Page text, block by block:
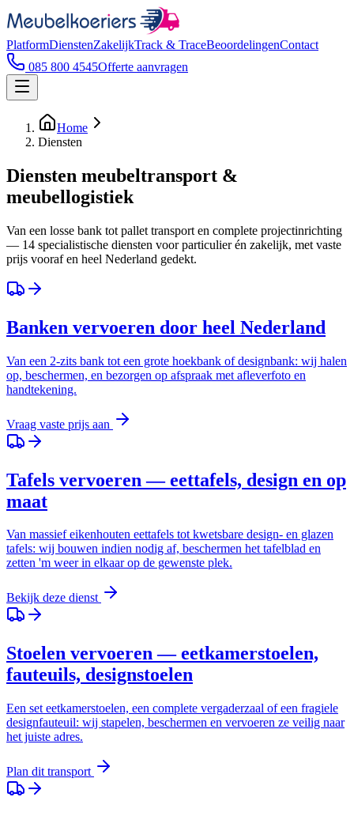
PlatformDienstenZakelijkTrack & TraceBeoordelingenContact
085 800 4545Offerte aanvragen
Home
Diensten
Diensten meubeltransport &
meubellogistiek
Van een losse bank tot pallet transport en complete projectinrichting
— 14 specialistische diensten voor particulier én zakelijk, met vaste
prijs vooraf en heel Nederland gedekt.
Banken vervoeren door heel Nederland
Van een 2-zits bank tot een grote hoekbank of designbank: wij halen
op, beschermen, en bezorgen op afspraak met afleverfoto en
handtekening.
Vraag vaste prijs aan
Tafels vervoeren — eettafels, design en op
maat
Van massief eikenhouten eettafels tot kwetsbare design- en glazen
tafels: wij bouwen indien nodig af, beschermen het tafelblad en
zetten 'm weer in elkaar op de gewenste plek.
Bekijk deze dienst
Stoelen vervoeren — eetkamerstoelen,
fauteuils, designstoelen
Een set eetkamerstoelen, een complete vergaderzaal of een fragiele
designfauteuil: wij stapelen, beschermen en vervoeren ze veilig naar
het juiste adres.
Plan dit transport